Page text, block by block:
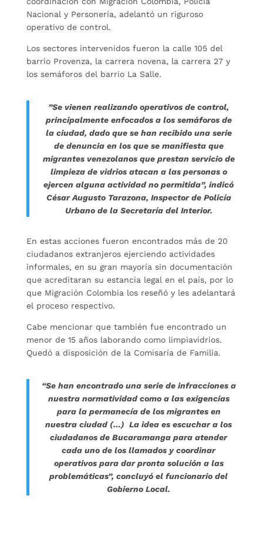
Nacional y Personería, adelantó un riguroso
operativo de control.
Los sectores intervenidos fueron la calle 105 del
barrio Provenza, la carrera novena, la carrera 27 y
los semáforos del barrio La Salle.
”Se vienen realizando operativos de control,
principalmente enfocados a los semáforos de
la ciudad, dado que se han recibido una serie
de denuncia en los que se manifiesta que
migrantes venezolanos que prestan servicio de
limpieza de vidrios atacan a las personas o
ejercen alguna actividad no permitida”, indicó
César Augusto Tarazona, Inspector de Policía
Urbano de la Secretaría del Interior.
En estas acciones fueron encontrados más de 20
ciudadanos extranjeros ejerciendo actividades
informales, en su gran mayoría sin documentación
que acreditaran su estancia legal en el país, por lo
que Migración Colombia los reseñó y les adelantará
el proceso respectivo.
Cabe mencionar que también fue encontrado un
menor de 15 años laborando como limpiavidrios.
Quedó a disposición de la Comisaría de Familia.
“Se han encontrado una serie de infracciones a
nuestra normatividad como a las exigencias
para la permanecía de los migrantes en
nuestra ciudad (…) La idea es escuchar a los
ciudadanos de Bucaramanga para atender
cada uno de los llamados y coordinar
operativos para dar pronta solución a las
problemáticas”, concluyó el funcionario del
Gobierno Local.